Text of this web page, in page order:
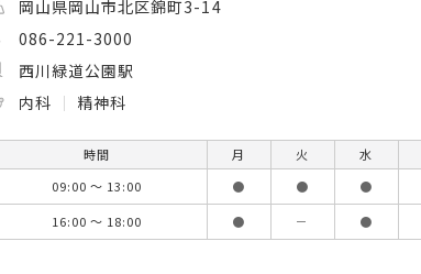
岡山県岡山市北区錦町3-14
086-221-3000
西川緑道公園駅
内科
精神科
時間 月 火 水
09:00 ～ 13:00
● ● ●
16:00 ～ 18:00
● － ●